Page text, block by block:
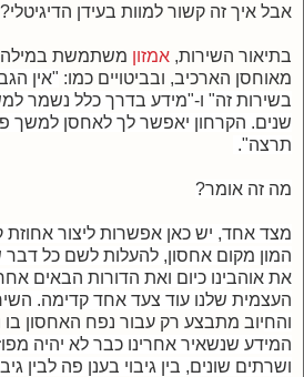
אבל איך זה קשור למוות בעידן הדיגיטלי?
בתיאור השירות, אמזון משתמשת במילה
מאוחסן הארכיב, ובביטויים כמו: "אין
בשירות זה" ו-"מידע בדרך כלל נשמר
שנים. הקרחון יאפשר לך לאחסן למשך
תרצה".
מה זה אומר?
מצד אחד, יש כאן אפשרות ליצור אחוזת
המון מקום אחסון, להעלות לשם כל דבר
את אוהבינו כיום ואת הדורות הבאים
העצמית שלנו עוד צעד אחד קדימה.
והחיוב מתבצע רק עבור נפח האחסון
המידע שנשאיר אחרינו כבר לא יהיה
ושרתים שונים, בין גיבוי בענן פה לבין